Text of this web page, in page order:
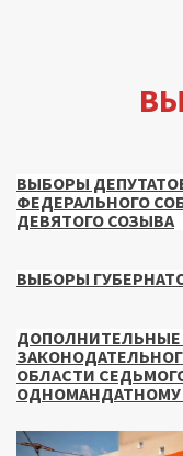
ВЫБОРЫ
ФЕДЕРАЛЬНОГО
ДЕВЯТОГО СОЗЫВА
ВЫБОРЫ
ДОПОЛНИТЕЛЬНЫЕ
ОБЛАСТИ
ОДНОМАНДАТНОМУ